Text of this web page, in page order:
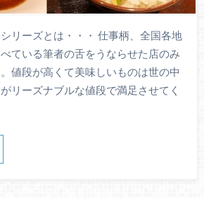
リーズとは・・・ 仕事柄、全国各地
ている筆者の舌をうならせた店のみ
値段が高くて美味しいものは世の中
リーズナブルな値段で満足させてく